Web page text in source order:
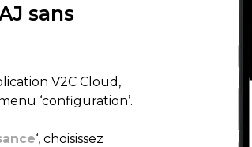
sans
V2C Cloud,
‘configuration’.
‘, choisissez